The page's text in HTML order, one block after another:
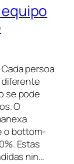
persoa
diferente
se pode
O
o bottom-
Estas
nin…